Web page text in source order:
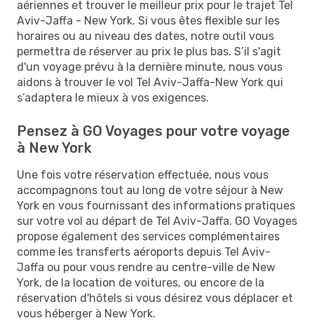
aériennes et trouver le meilleur prix pour le trajet Tel
Aviv-Jaffa - New York. Si vous êtes flexible sur les
horaires ou au niveau des dates, notre outil vous
permettra de réserver au prix le plus bas. S’il s'agit
d'un voyage prévu à la dernière minute, nous vous
aidons à trouver le vol Tel Aviv-Jaffa-New York qui
s’adaptera le mieux à vos exigences.
Pensez à GO Voyages pour votre voyage
à New York
Une fois votre réservation effectuée, nous vous
accompagnons tout au long de votre séjour à New
York en vous fournissant des informations pratiques
sur votre vol au départ de Tel Aviv-Jaffa. GO Voyages
propose également des services complémentaires
comme les transferts aéroports depuis Tel Aviv-
Jaffa ou pour vous rendre au centre-ville de New
York, de la location de voitures, ou encore de la
réservation d'hôtels si vous désirez vous déplacer et
vous héberger à New York.